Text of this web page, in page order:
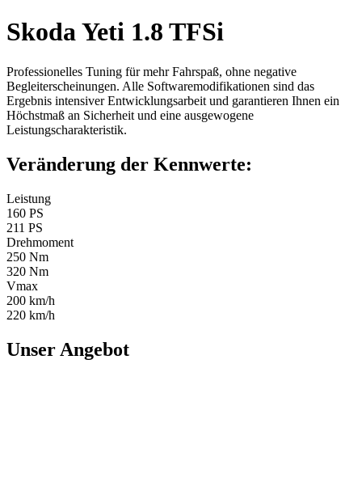
Skoda Yeti 1.8 TFSi
Professionelles Tuning für mehr Fahrspaß, ohne negative
Begleiterscheinungen. Alle Softwaremodifikationen sind das
Ergebnis intensiver Entwicklungsarbeit und garantieren Ihnen ein
Höchstmaß an Sicherheit und eine ausgewogene
Leistungscharakteristik.
Veränderung der Kennwerte:
Leistung
160 PS
211 PS
Drehmoment
250 Nm
320 Nm
Vmax
200 km/h
220 km/h
Unser Angebot